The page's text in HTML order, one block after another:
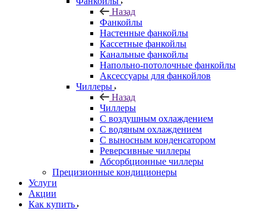
Назад
Фанкойлы
Настенные фанкойлы
Кассетные фанкойлы
Канальные фанкойлы
Напольно-потолочные фанкойлы
Аксессуары для фанкойлов
Чиллеры
Назад
Чиллеры
С воздушным охлаждением
С водяным охлаждением
С выносным конденсатором
Реверсивные чиллеры
Абсорбционные чиллеры
Прецизионные кондиционеры
Услуги
Акции
Как купить